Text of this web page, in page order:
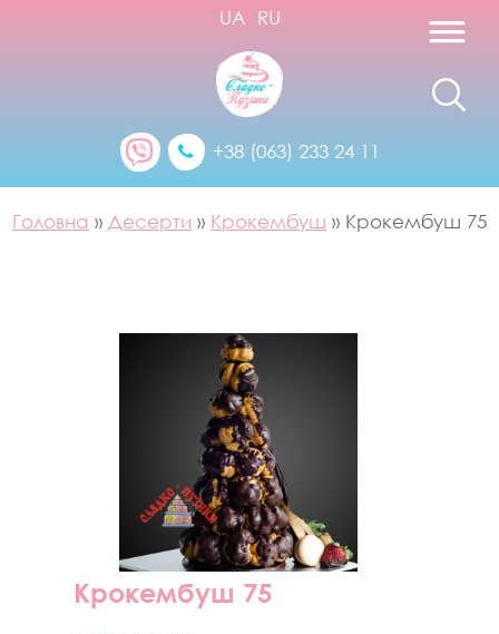
+38 (063) 233 24 11
UA RU
Головна » Десерти » Крокембуш » Крокембуш 75
Крокембуш 75